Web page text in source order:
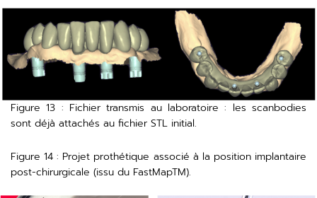
Figure 13 : Fichier transmis au laboratoire : les scanbodies
sont déjà attachés au fichier STL initial.
Figure 14 : Projet prothétique associé à la position implantaire
post-chirurgicale (issu du FastMapTM).